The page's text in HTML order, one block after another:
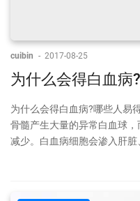
cuibin - 2017-08-25
为什么会得白血病
为什么会得白血病?哪些人易
骨髓产生大量的异常白血球
减少。白血病细胞会渗入肝脏